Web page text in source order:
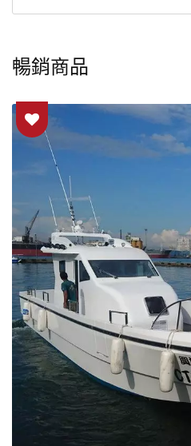
暢銷商品